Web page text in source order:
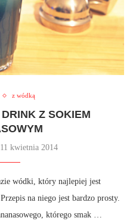
z wódką
Z SOKIEM
11 kwietnia 2014
wódki, który najlepiej jest
na niego jest bardzo prosty.
którego smak …